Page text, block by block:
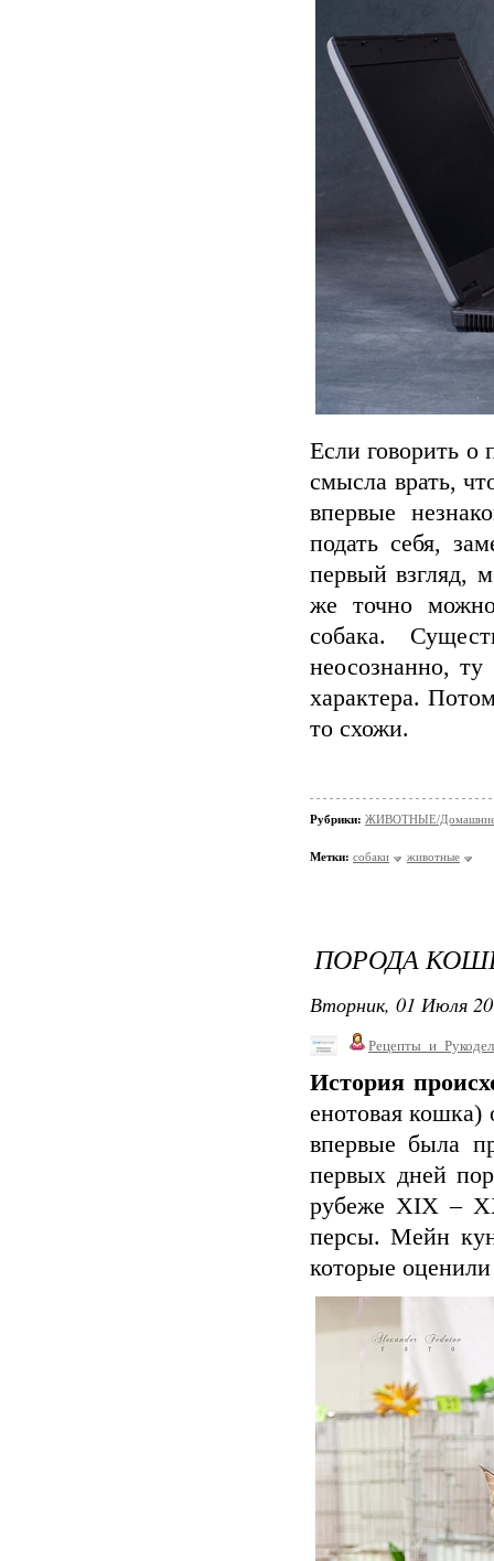
Если говорить о
смысла врать,
впервые
подать себя,
первый взгляд,
же точно
собака.
неосознанно, ту
характера.
то схожи.
Рубрики: ЖИВОТНЫЕ/Домашние
Метки: собаки животные
ПОРОДА
Вторник, 01 Июля
История
енотовая кошка)
впервые была
первых дней
рубеже XIX –
персы. Мейн
которые